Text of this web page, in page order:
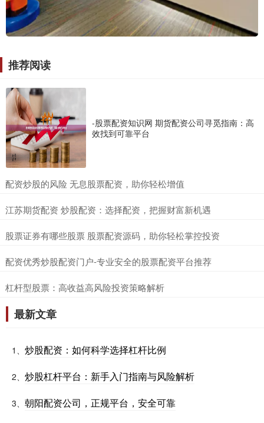
推荐阅读
-股票配资知识网 期货配资公司寻觅指南：高
效找到可靠平台
​配资炒股的风险 无息股票配资，助你轻松增值
​江苏期货配资 炒股配资：选择配资，把握财富新机遇
​股票证券有哪些股票 股票配资源码，助你轻松掌控投资
​配资优秀炒股配资门户-专业安全的股票配资平台推荐
​杠杆型股票：高收益高风险投资策略解析
最新文章
1、 炒股配资：如何科学选择杠杆比例
2、 炒股杠杆平台：新手入门指南与风险解析
3、 朝阳配资公司，正规平台，安全可靠